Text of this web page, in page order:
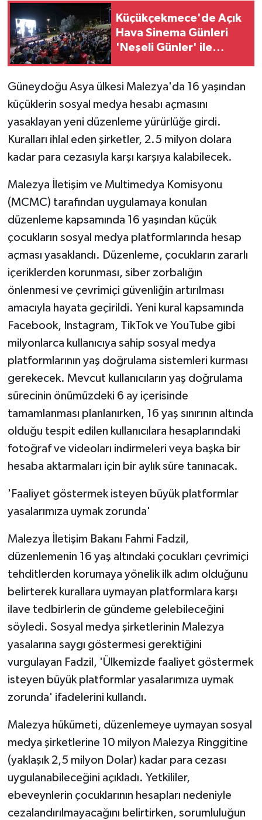
Küçükçekmece'de Açık
Hava Sinema Günleri
'Neşeli Günler' ile
Güneydoğu Asya ülkesi Malezya'da 16 yaşından
küçüklerin sosyal medya hesabı açmasını
yasaklayan yeni düzenleme yürürlüğe girdi.
Kuralları ihlal eden şirketler, 2.5 milyon dolara
kadar para cezasıyla karşı karşıya kalabilecek.
Malezya İletişim ve Multimedya Komisyonu
(MCMC) tarafından uygulamaya konulan
düzenleme kapsamında 16 yaşından küçük
çocukların sosyal medya platformlarında hesap
açması yasaklandı. Düzenleme, çocukların zararlı
içeriklerden korunması, siber zorbalığın
önlenmesi ve çevrimiçi güvenliğin artırılması
amacıyla hayata geçirildi. Yeni kural kapsamında
Facebook, Instagram, TikTok ve YouTube gibi
milyonlarca kullanıcıya sahip sosyal medya
platformlarının yaş doğrulama sistemleri kurması
gerekecek. Mevcut kullanıcıların yaş doğrulama
sürecinin önümüzdeki 6 ay içerisinde
tamamlanması planlanırken, 16 yaş sınırının altında
olduğu tespit edilen kullanıcılara hesaplarındaki
fotoğraf ve videoları indirmeleri veya başka bir
hesaba aktarmaları için bir aylık süre tanınacak.
'Faaliyet göstermek isteyen büyük platformlar
yasalarımıza uymak zorunda'
Malezya İletişim Bakanı Fahmi Fadzil,
düzenlemenin 16 yaş altındaki çocukları çevrimiçi
tehditlerden korumaya yönelik ilk adım olduğunu
belirterek kurallara uymayan platformlara karşı
ilave tedbirlerin de gündeme gelebileceğini
söyledi. Sosyal medya şirketlerinin Malezya
yasalarına saygı göstermesi gerektiğini
vurgulayan Fadzil, 'Ülkemizde faaliyet göstermek
isteyen büyük platformlar yasalarımıza uymak
zorunda' ifadelerini kullandı.
Malezya hükümeti, düzenlemeye uymayan sosyal
medya şirketlerine 10 milyon Malezya Ringgitine
(yaklaşık 2,5 milyon Dolar) kadar para cezası
uygulanabileceğini açıkladı. Yetkililer,
ebeveynlerin çocuklarının hesapları nedeniyle
cezalandırılmayacağını belirtirken, sorumluluğun
GÜNDEM
HABERDE İNSAN
İNSAN
İş Dünyası
Jandarma
Kadın
KÜLTÜR SANAT
MAGAZİN
Otomobil
POLİTİKA
SİYASET
SPOR HABERLERİ
Turizm
ÜLKE GÜNDEMİ
YEREL
Yerel Haberler